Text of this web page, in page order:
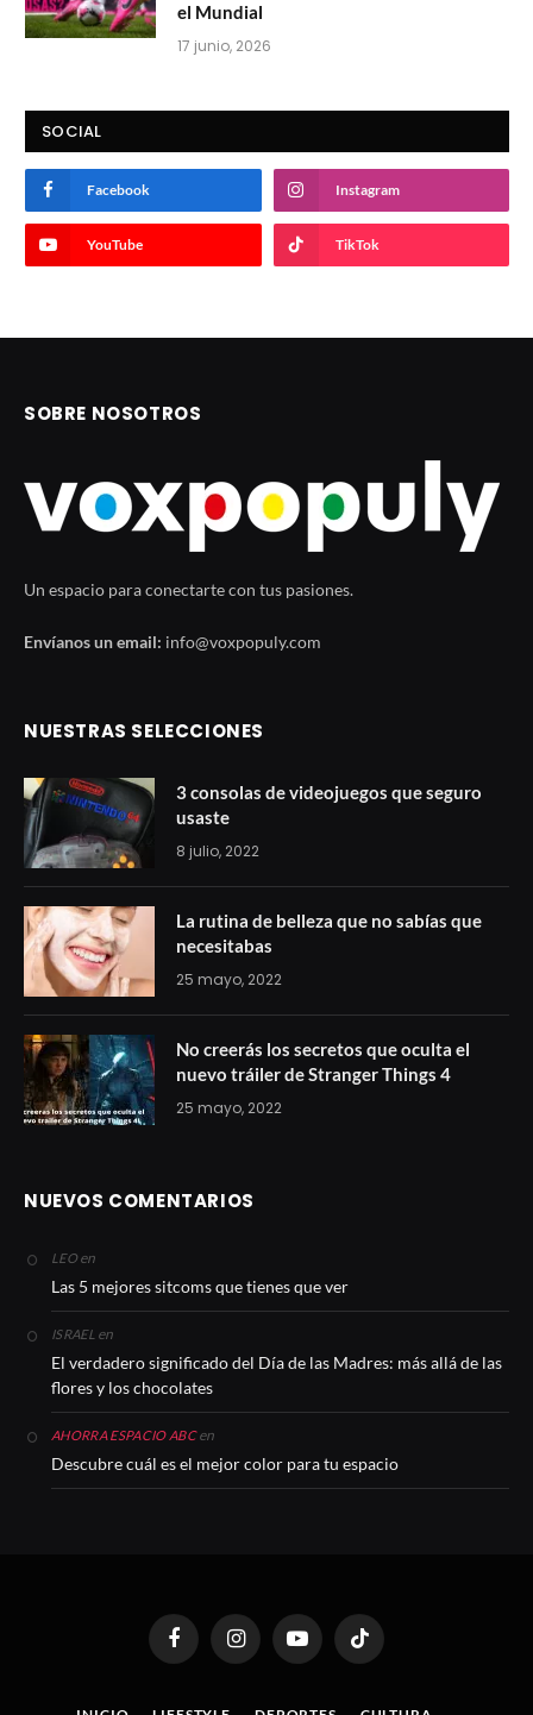
el Mundial
17 junio, 2026
SOCIAL
Facebook Instagram
YouTube TikTok
SOBRE NOSOTROS
Un espacio para conectarte con tus pasiones.
Envíanos un email: info@voxpopuly.com
NUESTRAS SELECCIONES
3 consolas de videojuegos que seguro
usaste
8 julio, 2022
La rutina de belleza que no sabías que
necesitabas
25 mayo, 2022
No creerás los secretos que oculta el
nuevo tráiler de Stranger Things 4
25 mayo, 2022
NUEVOS COMENTARIOS
LEOen
Las 5 mejores sitcoms que tienes que ver
ISRAELen
El verdadero significado del Día de las Madres: más allá de las
flores y los chocolates
AHORRA ESPACIO ABCen
Descubre cuál es el mejor color para tu espacio
FacebookInstagramYouTubeTikTok